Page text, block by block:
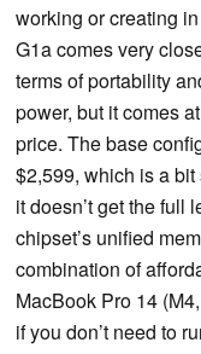
working or creating
G1a comes very
terms of portability
power, but it comes
price. The base
$2,599, which is a
it doesn’t get the full
chipset’s unified
combination of
MacBook Pro 14
if you don’t need to